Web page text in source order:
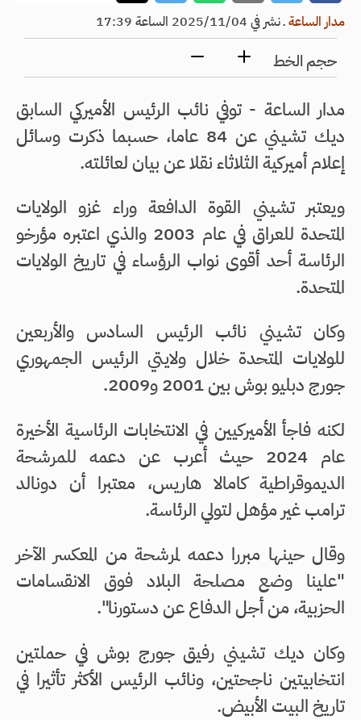
مدار الساعةـنشر في 2025/11/04 الساعة 17:39
حجم الخط
مدار الساعة - توفي نائب الرئيس الأميركي السابق
ديك تشيني عن 84 عاما، حسبما ذكرت وسائل
إعلام أميركية الثلاثاء نقلا عن بيان لعائلته.
ويعتبر تشيني القوة الدافعة وراء غزو الولايات
المتحدة للعراق في عام 2003 والذي اعتبره مؤرخو
الرئاسة أحد أقوى نواب الرؤساء في تاريخ الولايات
المتحدة.
وكان تشيني نائب الرئيس السادس والأربعين
للولايات المتحدة خلال ولايتي الرئيس الجمهوري
جورج دبليو بوش بين 2001 و2009.
لكنه فاجأ الأميركيين في الانتخابات الرئاسية الأخيرة
عام 2024 حيث أعرب عن دعمه للمرشحة
الديموقراطية كامالا هاريس، معتبرا أن دونالد
ترامب غير مؤهل لتولي الرئاسة.
وقال حينها مبررا دعمه لمرشحة من المعكسر الآخر
"علينا وضع مصلحة البلاد فوق الانقسامات
الحزبية، من أجل الدفاع عن دستورنا".
وكان ديك تشيني رفيق جورج بوش في حملتين
انتخابيتين ناجحتين، ونائب الرئيس الأكثر تأثيرا في
تاريخ البيت الأبيض.